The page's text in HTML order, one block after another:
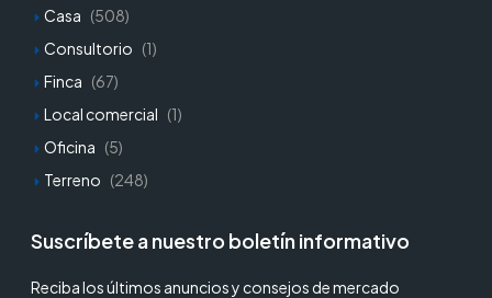
Casa (508)
Consultorio (1)
Finca (67)
Local comercial (1)
Oficina (5)
Terreno (248)
Suscríbete a nuestro boletín informativo
Reciba los últimos anuncios y consejos de mercado